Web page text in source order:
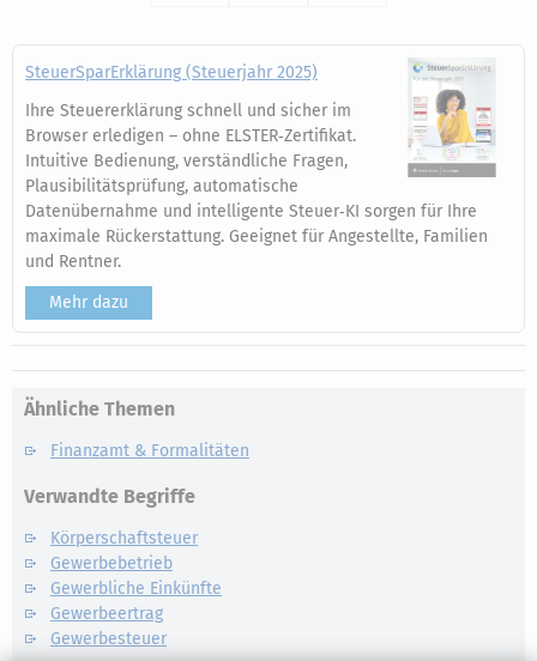
SteuerSparErklärung (Steuerjahr 2025)
Ihre Steuererklärung schnell und sicher im
Browser erledigen – ohne ELSTER‑Zertifikat.
Intuitive Bedienung, verständliche Fragen,
Plausibilitätsprüfung, automatische
Datenübernahme und intelligente Steuer‑KI sorgen für Ihre
maximale Rückerstattung. Geeignet für Angestellte, Familien
und Rentner.
Mehr dazu
Ähnliche Themen
Finanzamt & Formalitäten
Verwandte Begriffe
Körperschaftsteuer
Gewerbebetrieb
Gewerbliche Einkünfte
Gewerbeertrag
Gewerbesteuer